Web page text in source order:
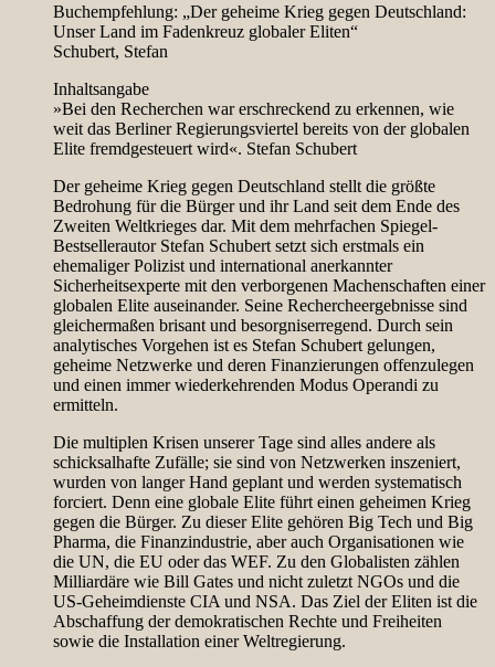
Buchempfehlung: „Der geheime Krieg gegen Deutschland:
Unser Land im Fadenkreuz globaler Eliten“
Schubert, Stefan
Inhaltsangabe
»Bei den Recherchen war erschreckend zu erkennen, wie
weit das Berliner Regierungsviertel bereits von der globalen
Elite fremdgesteuert wird«. Stefan Schubert
Der geheime Krieg gegen Deutschland stellt die größte
Bedrohung für die Bürger und ihr Land seit dem Ende des
Zweiten Weltkrieges dar. Mit dem mehrfachen Spiegel-
Bestsellerautor Stefan Schubert setzt sich erstmals ein
ehemaliger Polizist und international anerkannter
Sicherheitsexperte mit den verborgenen Machenschaften einer
globalen Elite auseinander. Seine Rechercheergebnisse sind
gleichermaßen brisant und besorgniserregend. Durch sein
analytisches Vorgehen ist es Stefan Schubert gelungen,
geheime Netzwerke und deren Finanzierungen offenzulegen
und einen immer wiederkehrenden Modus Operandi zu
ermitteln.
Die multiplen Krisen unserer Tage sind alles andere als
schicksalhafte Zufälle; sie sind von Netzwerken inszeniert,
wurden von langer Hand geplant und werden systematisch
forciert. Denn eine globale Elite führt einen geheimen Krieg
gegen die Bürger. Zu dieser Elite gehören Big Tech und Big
Pharma, die Finanzindustrie, aber auch Organisationen wie
die UN, die EU oder das WEF. Zu den Globalisten zählen
Milliardäre wie Bill Gates und nicht zuletzt NGOs und die
US-Geheimdienste CIA und NSA. Das Ziel der Eliten ist die
Abschaffung der demokratischen Rechte und Freiheiten
sowie die Installation einer Weltregierung.